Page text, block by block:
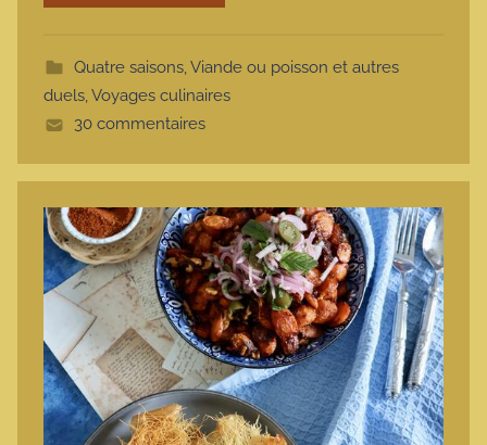
t
e
Quatre saisons,Viande ou poisson et autres
duels,Voyages culinaires
30 commentaires